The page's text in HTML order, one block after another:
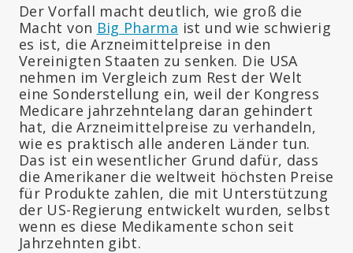
Der Vorfall macht deutlich, wie groß die
Macht von Big Pharma ist und wie schwierig
es ist, die Arzneimittelpreise in den
Vereinigten Staaten zu senken. Die USA
nehmen im Vergleich zum Rest der Welt
eine Sonderstellung ein, weil der Kongress
Medicare jahrzehntelang daran gehindert
hat, die Arzneimittelpreise zu verhandeln,
wie es praktisch alle anderen Länder tun.
Das ist ein wesentlicher Grund dafür, dass
die Amerikaner die weltweit höchsten Preise
für Produkte zahlen, die mit Unterstützung
der US-Regierung entwickelt wurden, selbst
wenn es diese Medikamente schon seit
Jahrzehnten gibt.